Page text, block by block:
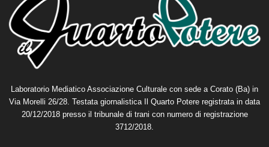
Laboratorio Mediatico Associazione Culturale con sede a Corato (Ba) in
Via Morelli 26/28. Testata giornalistica Il Quarto Potere registrata in data
20/12/2018 presso il tribunale di trani con numero di registrazione
3712/2018.